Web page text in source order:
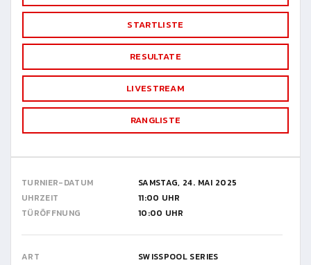
STARTLISTE
RESULTATE
LIVESTREAM
RANGLISTE
TURNIER-DATUM
SAMSTAG, 24. MAI 2025
UHRZEIT
11:00 UHR
TÜRÖFFNUNG
10:00 UHR
ART
SWISSPOOL SERIES